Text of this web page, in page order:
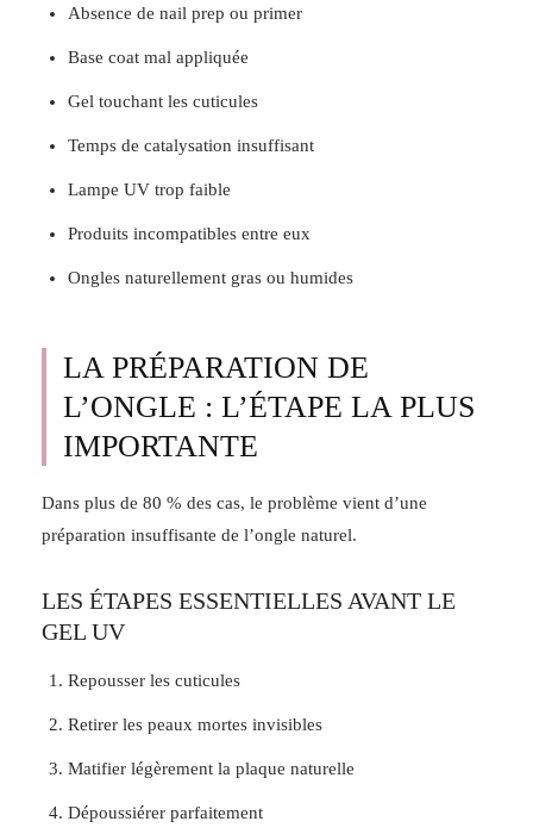
Absence de nail prep ou primer
Base coat mal appliquée
Gel touchant les cuticules
Temps de catalysation insuffisant
Lampe UV trop faible
Produits incompatibles entre eux
Ongles naturellement gras ou humides
LA PRÉPARATION DE
L’ONGLE : L’ÉTAPE LA PLUS
IMPORTANTE
Dans plus de 80 % des cas, le problème vient d’une
préparation insuffisante de l’ongle naturel.
LES ÉTAPES ESSENTIELLES AVANT LE
GEL UV
Repousser les cuticules
Retirer les peaux mortes invisibles
Matifier légèrement la plaque naturelle
Dépoussiérer parfaitement